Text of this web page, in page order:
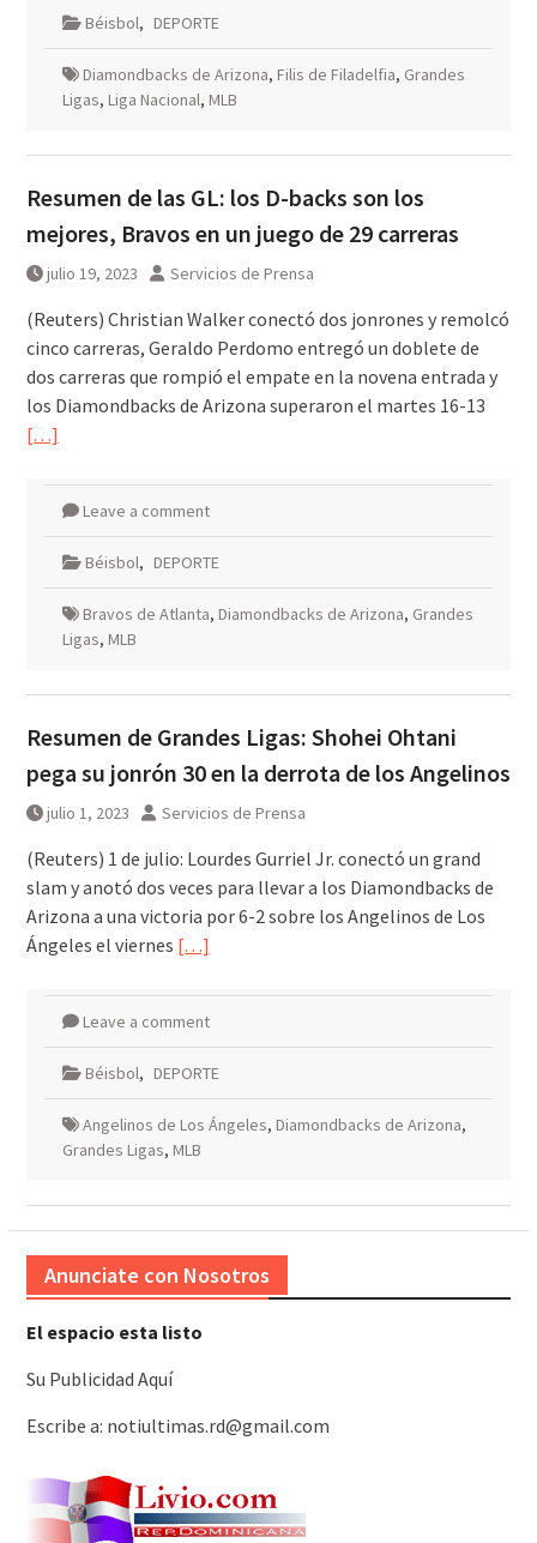
Béisbol, DEPORTE
Diamondbacks de Arizona, Filis de Filadelfia, Grandes
Ligas, Liga Nacional, MLB
Resumen de las GL: los D-backs son los
mejores, Bravos en un juego de 29 carreras
julio 19, 2023 Servicios de Prensa
(Reuters) Christian Walker conectó dos jonrones y remolcó
cinco carreras, Geraldo Perdomo entregó un doblete de
dos carreras que rompió el empate en la novena entrada y
los Diamondbacks de Arizona superaron el martes 16-13
[…]
Leave a comment
Béisbol, DEPORTE
Bravos de Atlanta, Diamondbacks de Arizona, Grandes
Ligas, MLB
Resumen de Grandes Ligas: Shohei Ohtani
pega su jonrón 30 en la derrota de los Angelinos
julio 1, 2023 Servicios de Prensa
(Reuters) 1 de julio: Lourdes Gurriel Jr. conectó un grand
slam y anotó dos veces para llevar a los Diamondbacks de
Arizona a una victoria por 6-2 sobre los Angelinos de Los
Ángeles el viernes […]
Leave a comment
Béisbol, DEPORTE
Angelinos de Los Ángeles, Diamondbacks de Arizona,
Grandes Ligas, MLB
Anunciate con Nosotros
El espacio esta listo
Su Publicidad Aquí
Escribe a: notiultimas.rd@gmail.com